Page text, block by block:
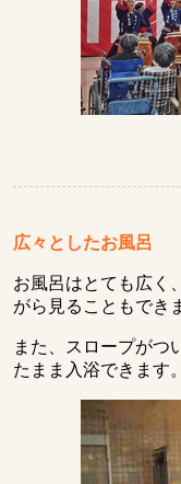
広々としたお風呂
お風呂はとても広く
がら見ることもでき
また、スロープがつ
たまま入浴できます。